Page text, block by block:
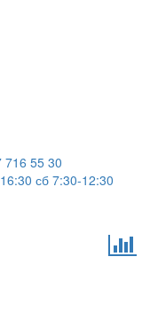
716 55 30
сб 7:30-12:30